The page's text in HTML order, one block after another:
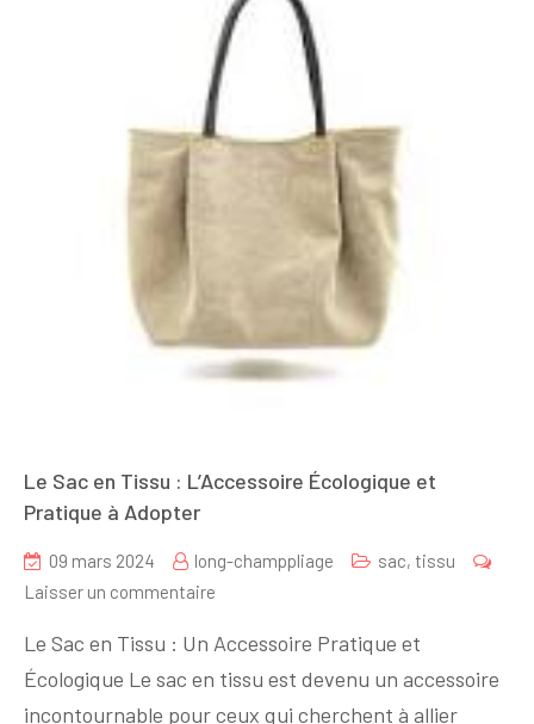
Le Sac en Tissu : L’Accessoire Écologique et
Pratique à Adopter
09 mars 2024 long-champpliage sac, tissu
Laisser un commentaire
Sac
en
Tissu
Le Sac en Tissu : Un Accessoire Pratique et
Écologique Le sac en tissu est devenu un accessoire
incontournable pour ceux qui cherchent à allier